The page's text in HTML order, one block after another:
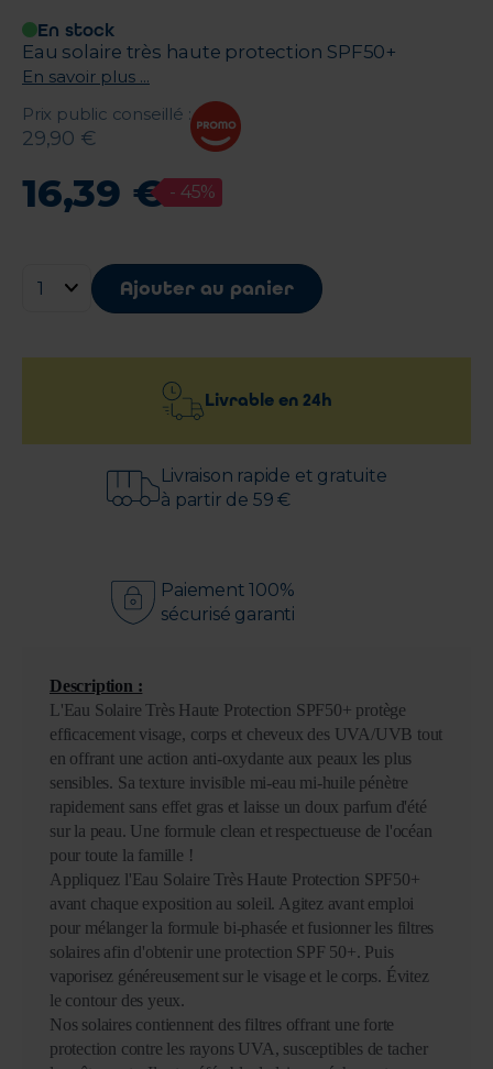
En stock
Eau solaire très haute protection SPF50+
En savoir plus ...
Prix public conseillé :
29,90 €
16,39 € - 45%
Ajouter au panier
Livrable en 24h
Livraison rapide et gratuite
à partir de 59 €
Paiement 100%
sécurisé garanti
Description :
L'Eau Solaire Très Haute Protection SPF50+ protège
efficacement visage, corps et cheveux des UVA/UVB tout
en offrant une action anti-oxydante aux peaux les plus
sensibles. Sa texture invisible mi-eau mi-huile pénètre
rapidement sans effet gras et laisse un doux parfum d'été
sur la peau. Une formule clean et respectueuse de l'océan
pour toute la famille !
Appliquez l'Eau Solaire Très Haute Protection SPF50+
avant chaque exposition au soleil. Agitez avant emploi
pour mélanger la formule bi-phasée et fusionner les filtres
solaires afin d'obtenir une protection SPF 50+. Puis
vaporisez généreusement sur le visage et le corps. Évitez
le contour des yeux.
Nos solaires contiennent des filtres offrant une forte
protection contre les rayons UVA, susceptibles de tacher